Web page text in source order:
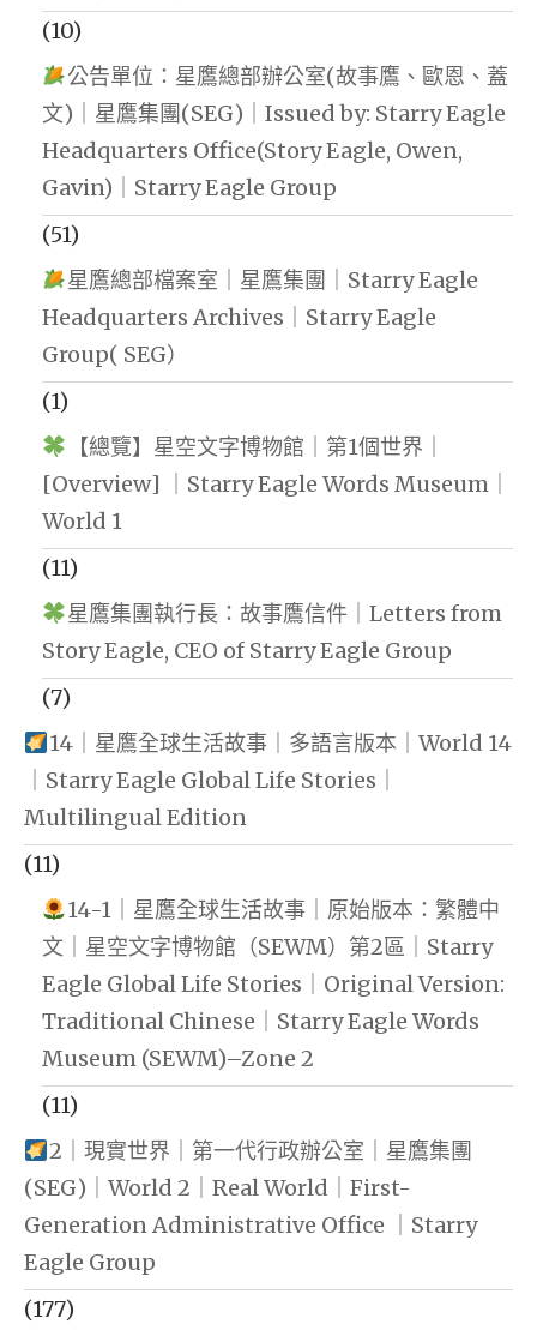
(10)
公告單位：星鷹總部辦公室(故事鷹、歐恩、蓋
文)｜星鷹集團(SEG)｜Issued by: Starry Eagle
Headquarters Office(Story Eagle, Owen,
Gavin)｜Starry Eagle Group
(51)
星鷹總部檔案室｜星鷹集團｜Starry Eagle
Headquarters Archives｜Starry Eagle
Group( SEG）
(1)
【總覽】星空文字博物館｜第1個世界｜
[Overview] ｜Starry Eagle Words Museum｜
World 1
(11)
星鷹集團執行長：故事鷹信件｜Letters from
Story Eagle, CEO of Starry Eagle Group
(7)
14｜星鷹全球生活故事｜多語言版本｜World 14
｜Starry Eagle Global Life Stories｜
Multilingual Edition
(11)
14-1｜星鷹全球生活故事｜原始版本：繁體中
文｜星空文字博物館（SEWM）第2區｜Starry
Eagle Global Life Stories｜Original Version:
Traditional Chinese｜Starry Eagle Words
Museum (SEWM)–Zone 2
(11)
2｜現實世界｜第一代行政辦公室｜星鷹集團
(SEG)｜World 2｜Real World｜First-
Generation Administrative Office ｜Starry
Eagle Group
(177)